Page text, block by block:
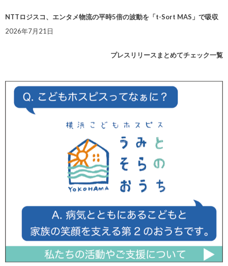
NTTロジスコ、エンタメ物流の平時5倍の波動を「t-Sort MAS」で吸収
2026年7月21日
プレスリリースまとめてチェック一覧